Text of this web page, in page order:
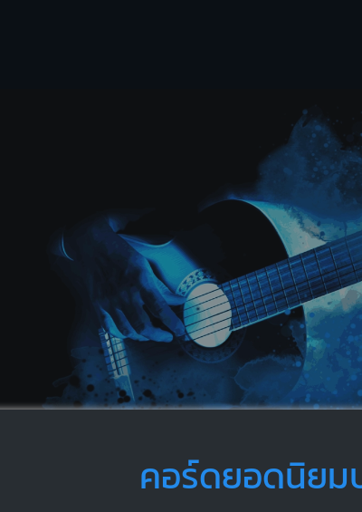
คอร์ดยอดนิยม